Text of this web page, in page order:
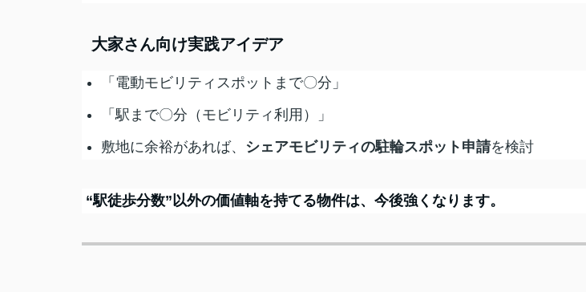
大家さん向け実践アイデア
「電動モビリティスポットまで〇分」
「駅まで〇分（モビリティ利用）」
敷地に余裕があれば、 シェアモビリティの駐輪スポット申請を検討
“駅徒歩分数”以外の価値軸を持てる物件は、今後強くなります。